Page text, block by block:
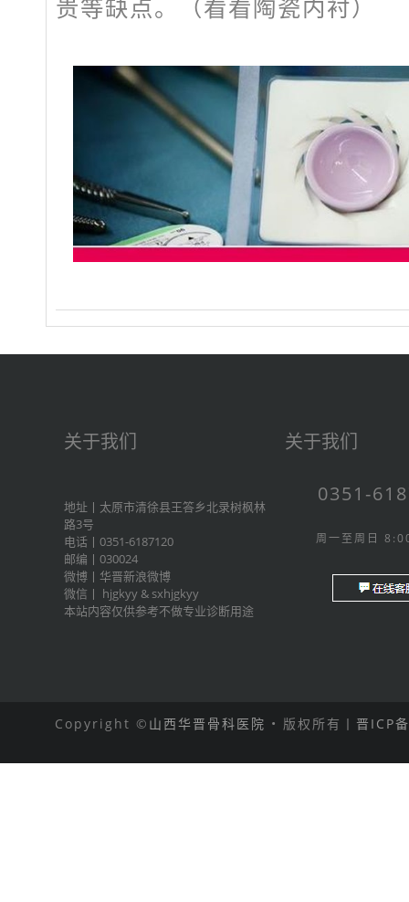
贵等缺点。（看看陶瓷内衬）
关于我们
地址丨太原市清徐县王答乡北录树枫林
路3号
电话丨0351-6187120
邮编丨030024
微博丨 华晋新浪微博
微信丨 hjgkyy & sxhjgkyy
本站内容仅供参考不做专业诊断用途
关于我们
0351-
周一至周日
Copyright © 山西华晋骨科医院 • 版权所有丨 晋ICP